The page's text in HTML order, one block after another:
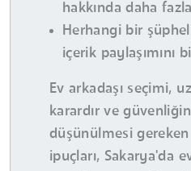
hakkında daha
Herhangi bir
içerik paylaşımını
Ev arkadaşı seçimi,
karardır ve
düşünülmesi
ipuçları, Sakarya'da